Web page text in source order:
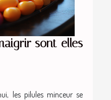
sont-elles
les pilules minceur se